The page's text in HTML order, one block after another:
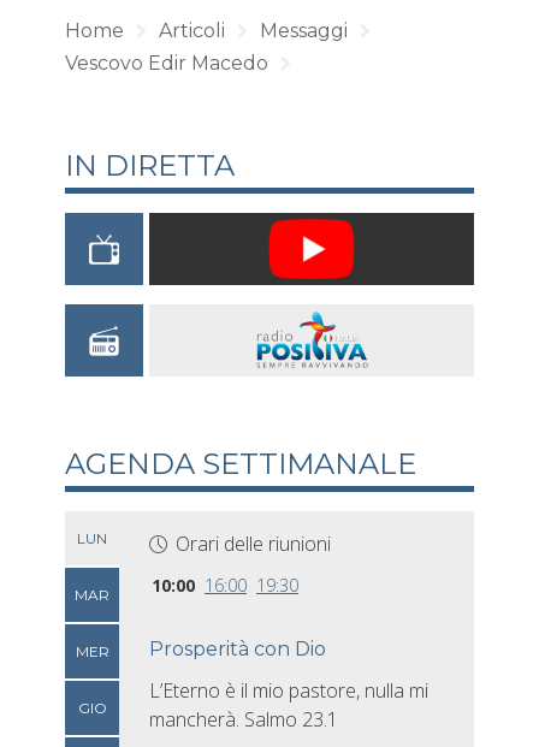
Home Articoli
Messaggi
Vescovo Edir Macedo
IN DIRETTA
AGENDA SETTIMANALE
LUN
MAR
MER
GIO
Orari delle riunioni
10:00 16:00 19:30
Prosperità con Dio
L’Eterno è il mio pastore, nulla mi
mancherà. Salmo 23.1